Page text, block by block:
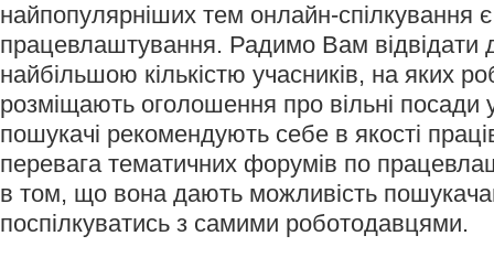
найпопулярніших тем онлайн-спілкування є
працевлаштування. Радимо Вам відвідати
найбільшою кількістю учасників, на яких
розміщають оголошення про вільні посади
пошукачі рекомендують себе в якості
перевага тематичних форумів по
в том, що вона дають можливість
поспілкуватись з самими роботодавцями.